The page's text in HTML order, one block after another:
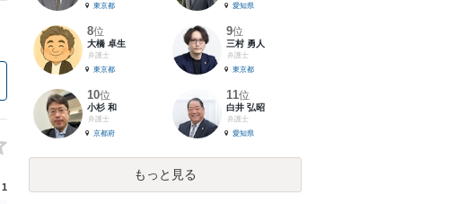
1
東京都
愛知県
8位
大橋 卓生
弁護士
東京都
9位
三村 勇人
弁護士
東京都
10位
小杉 和
弁護士
京都府
11位
白井 弘昭
弁護士
愛知県
もっと見る